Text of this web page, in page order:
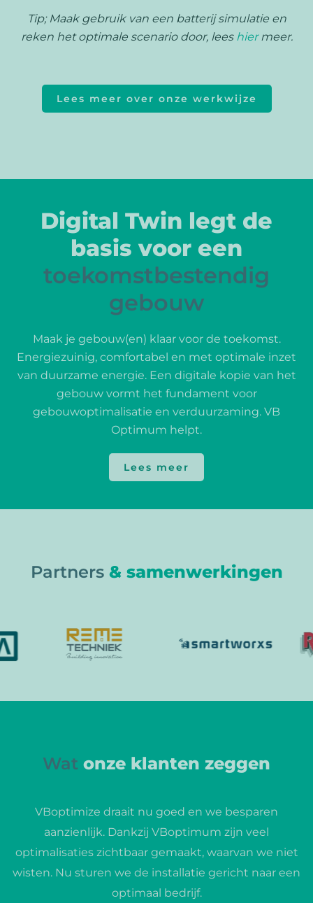
Tip; Maak gebruik van een batterij simulatie en
reken het optimale scenario door, lees hiermeer.
Lees meer over onze werkwijze
Digital Twin legt de
basis voor een
toekomstbestendig
gebouw
Maak je gebouw(en) klaar voor de toekomst.
Energiezuinig, comfortabel en met optimale inzet
van duurzame energie. Een digitale kopie van het
gebouw vormt het fundament voor
gebouwoptimalisatie en verduurzaming. VB
Optimum helpt.
Lees meer
Partners& samenwerkingen
Wat onze klanten zeggen
VBoptimize draait nu goed en we besparen
aanzienlijk. Dankzij VBoptimum zijn veel
optimalisaties zichtbaar gemaakt, waarvan we niet
wisten. Nu sturen we de installatie gericht naar een
optimaal bedrijf.